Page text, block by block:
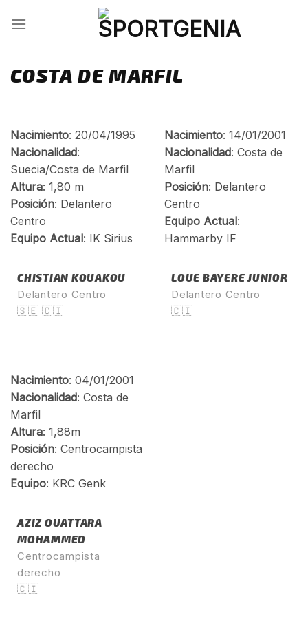
COSTA DE MARFIL
CHISTIAN KOUAKOU
Delantero Centro
🇸🇪 🇨🇮
LOUE BAYERE JUNIOR
Delantero Centro
🇨🇮
AZIZ OUATTARA
MOHAMMED
Centrocampista
derecho
🇨🇮